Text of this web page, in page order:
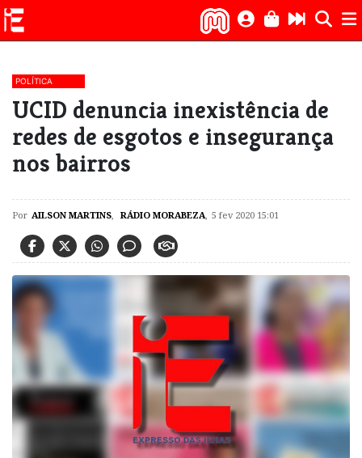
POLÍTICA
UCID denuncia inexistência de
redes de esgotos e insegurança
nos bairros
Por AILSON MARTINS, RÁDIO MORABEZA, 5 fev 2020 15:01